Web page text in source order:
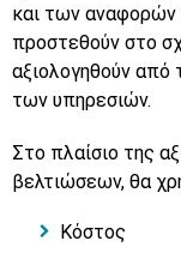
και των αναφορών
προστεθούν στο
αξιολογηθούν από
των υπηρεσιών.
Στο πλαίσιο της
βελτιώσεων, θα
Κόστος